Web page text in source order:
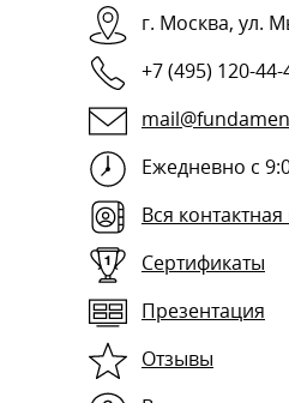
г. Москва, ул.
+7 (495) 120-44-
Ежедневно с
Вся
Сертификаты
Презентация
Отзывы